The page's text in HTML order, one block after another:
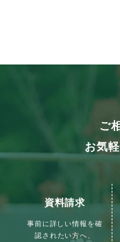
ご
お気
資料請求
事前に詳しい情報を確
認されたい方へ、